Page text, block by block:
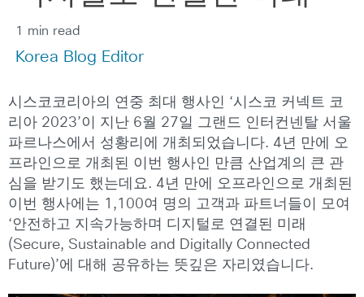
1 min read
Korea Blog Editor
시스코코리아의 연중 최대 행사인 ‘시스코 커넥트 코
리아 2023’이 지난 6월 27일 그랜드 인터컨넨탈 서울
파르나스에서 성황리에 개최되었습니다. 4년 만에 오
프라인으로 개최된 이번 행사인 만큼 산업계의 큰 관
심을 받기도 했는데요. 4년 만에 오프라인으로 개최된
이번 행사에는 1,100여 명의 고객과 파트너들이 모여
‘안전하고 지속가능하며 디지털로 연결된 미래
(Secure, Sustainable and Digitally Connected
Future)’에 대해 공유하는 뜻깊은 자리였습니다.